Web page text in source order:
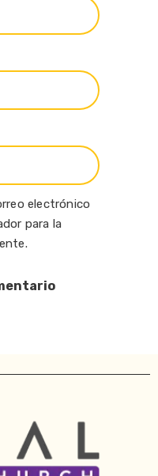
electrónico
para la